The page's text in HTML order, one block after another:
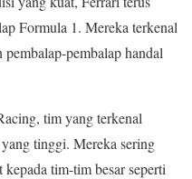
Formula 1. Mereka terkenal
pembalap handal
tim yang terkenal
tinggi. Mereka sering
tim-tim besar seperti